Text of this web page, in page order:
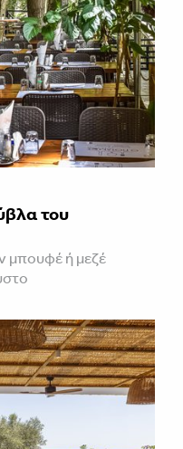
του
μπουφέ ή μεζέ